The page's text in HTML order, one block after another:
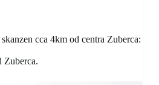
cca 4km od centra Zuberca:
Zuberca.